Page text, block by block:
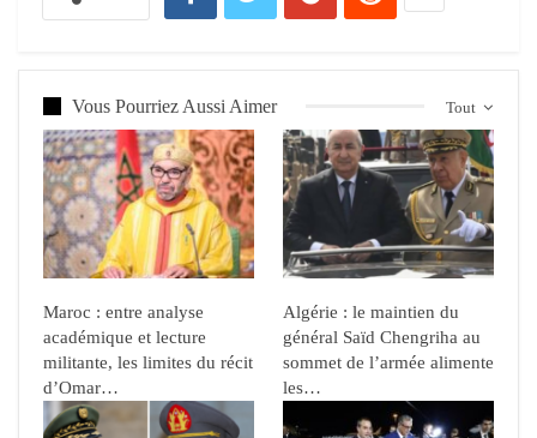
Tout
Vous Pourriez Aussi Aimer
Maroc : entre analyse
académique et lecture
militante, les limites du récit
d’Omar…
Algérie : le maintien du
général Saïd Chengriha au
sommet de l’armée alimente
les…